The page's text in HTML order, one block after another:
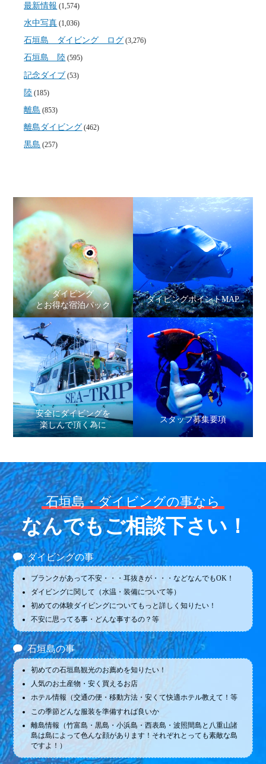
最新情報 (1,574)
水中写真 (1,036)
石垣島 ダイビング ログ (3,276)
石垣島 陸 (595)
記念ダイブ (53)
陸 (185)
離島 (853)
離島ダイビング (462)
黒島 (257)
ダイビング
とお得な宿泊パック
ダイビングポイントMAP
安全にダイビングを
楽しんで頂く為に
スタッフ募集要項
石垣島・ダイビングの事なら
なんでもご相談下さい！
ダイビングの事
ブランクがあって不安・・・耳抜きが・・・などなんでもOK！
ダイビングに関して（水温・装備について等）
初めての体験ダイビングについてもっと詳しく知りたい！
不安に思ってる事・どんな事するの？等
石垣島の事
初めての石垣島観光のお薦めを知りたい！
人気のお土産物・安く買えるお店
ホテル情報（交通の便・移動方法・安くて快適ホテル教えて！等
この季節どんな服装を準備すれば良いか
離島情報（竹富島・黒島・小浜島・西表島・波照間島と八重山諸
島は島によって色んな顔があります！それぞれとっても素敵な島
ですよ！）